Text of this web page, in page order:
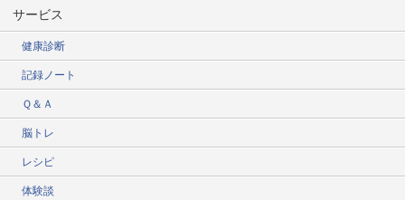
サービス
健康診断
記録ノート
Ｑ＆Ａ
脳トレ
レシピ
体験談